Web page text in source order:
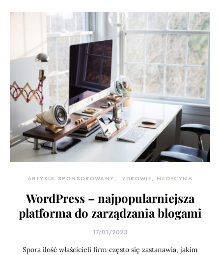
ARTYKUŁ SPONSOROWANY ZDROWIE, MEDYCYNA
WordPress – najpopularniejsza
platforma do zarządzania blogami
17/01/2023
Spora ilość właścicieli firm często się zastanawia, jakim